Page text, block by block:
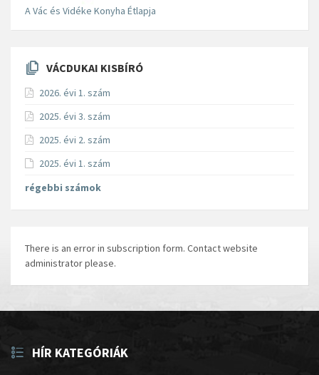
A Vác és Vidéke Konyha Étlapja
VÁCDUKAI KISBÍRÓ
2026. évi 1. szám
2025. évi 3. szám
2025. évi 2. szám
2025. évi 1. szám
régebbi számok
There is an error in subscription form. Contact website
administrator please.
HÍR KATEGÓRIÁK